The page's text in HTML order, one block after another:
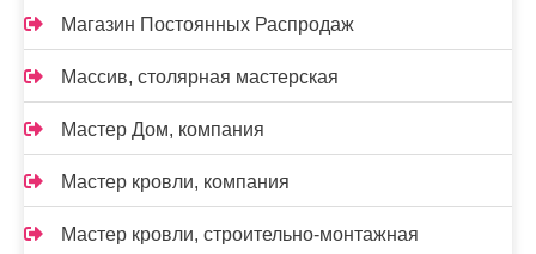
Магазин Постоянных Распродаж
Массив, столярная мастерская
Мастер Дом, компания
Мастер кровли, компания
Мастер кровли, строительно-монтажная